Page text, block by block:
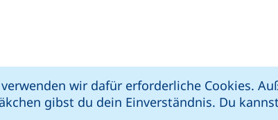
wir dafür erforderliche Cookies.
gibst du dein Einverständnis. Du
neues Fenster)
öffnet neues Fenster)
Link, öffnet neues Fenster)
Link, öffnet neues Fenster)
melden